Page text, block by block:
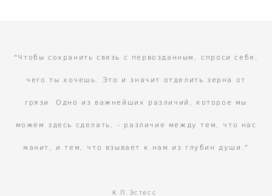
"Чтобы сохранить связь с первозданным, спроси себя,
чего ты хочешь. Это и значит отделить зерна от
грязи. Одно из важнейших различий, которое мы
можем здесь сделать, - различие между тем, что нас
манит, и тем, что взывает к нам из глубин души."
К.П.Эстесс